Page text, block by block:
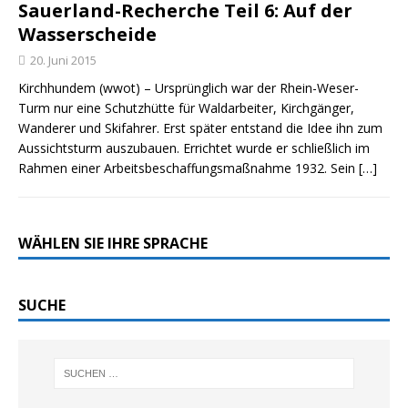
Sauerland-Recherche Teil 6: Auf der
Wasserscheide
20. Juni 2015
Kirchhundem (wwot) – Ursprünglich war der Rhein-Weser-
Turm nur eine Schutzhütte für Waldarbeiter, Kirchgänger,
Wanderer und Skifahrer. Erst später entstand die Idee ihn zum
Aussichtsturm auszubauen. Errichtet wurde er schließlich im
Rahmen einer Arbeitsbeschaffungsmaßnahme 1932. Sein […]
WÄHLEN SIE IHRE SPRACHE
SUCHE